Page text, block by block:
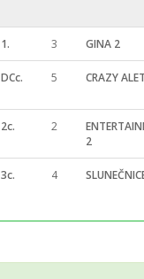
1. 3 GINA 2
DCc. 5 CRAZY
2c. 2
2
3c. 4